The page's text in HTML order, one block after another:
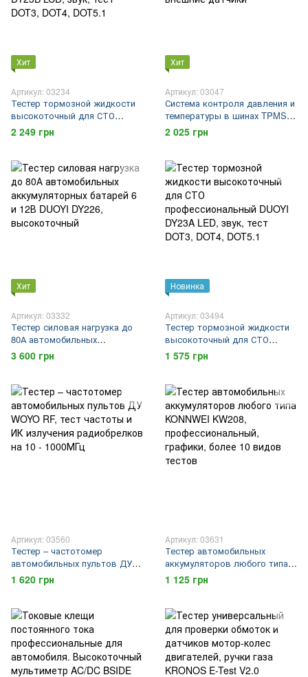
Хит
Артикул: 03234
Тестер тормозной жидкости
высокоточный для СТО
профессиональный DUOYI
DY23B LCD, звук, тест DOT3,
2 249 грн
Хит
Артикул: 03047
Система контроля давления и
температуры в шинах TPMS
AN-10C, солнечная батарея,
внешние датчики
2 025 грн
Хит
Артикул: 03332
Тестер силовая нагрузка до
80А автомобильных
аккумуляторных батарей 6 и
12В DUOYI DY226,
3 600 грн
Новинка
Артикул: 03494
Тестер тормозной жидкости
высокоточный для СТО
профессиональный DUOYI
DY23A LED, звук, тест DOT3,
1 575 грн
Артикул: 03560
Тестер – частотомер
автомобильных пультов ДУ
WOYO RF, тест частоты и ИК
излучения радиобрелков на
1 620 грн
Артикул: 03631
Тестер автомобильных
аккумуляторов любого типа
KONNWEI KW208,
профессиональный, графики,
1 125 грн